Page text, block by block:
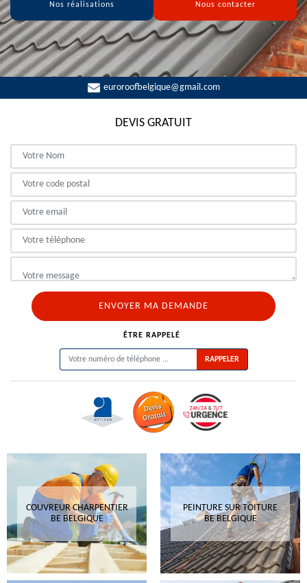
Nos réalisations Nous contacter
euroroofbelgique@gmail.com
DEVIS GRATUIT
ÊTRE RAPPELÉ
COUVREUR CHARPENTIER
BE BELGIQUE
PEINTURE SUR TOITURE
BE BELGIQUE